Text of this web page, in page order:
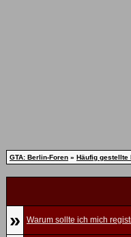
GTA: Berlin-Foren » Häufig gestellte
»
Warum sollte ich mich